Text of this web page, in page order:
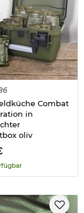
Combat
in
oliv